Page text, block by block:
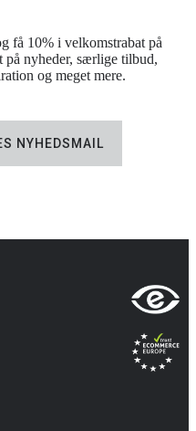
få 10% i velkomstrabat på
på nyheder, særlige tilbud,
og meget mere.
NYHEDSMAIL